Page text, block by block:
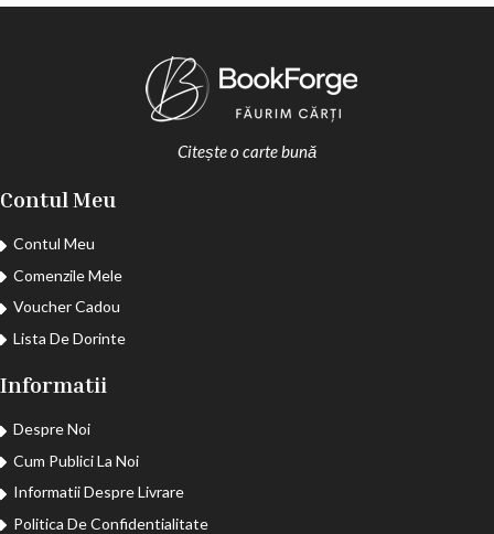
Citește o carte bună
Contul Meu
Contul Meu
Comenzile Mele
Voucher Cadou
Lista De Dorinte
Informatii
Despre Noi
Cum Publici La Noi
Informatii Despre Livrare
Politica De Confidentialitate